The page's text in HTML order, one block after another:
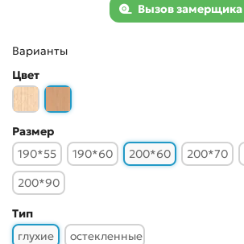
Вызов замерщика
Варианты
Цвет
Размер
190*55
190*60 200*60 200*70
200*90
Тип
глухие
остекленные